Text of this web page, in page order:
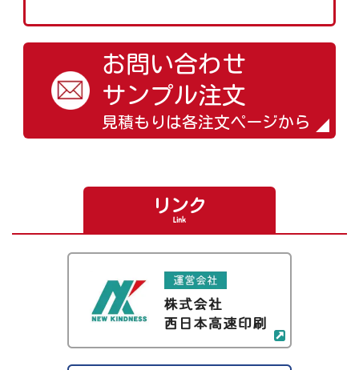
お問い合わせ
サンプル注文
見積もりは各注文ページから
リンク
Link